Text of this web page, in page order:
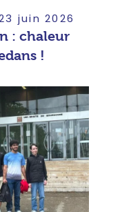
juin 2026
: chaleur
!